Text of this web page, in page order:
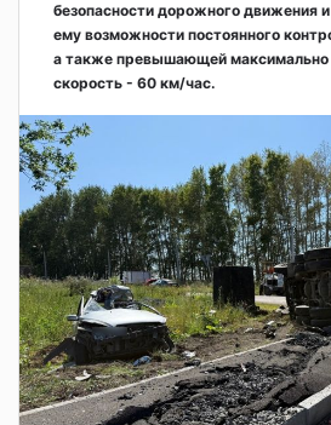
безопасности дорожного движения
ему возможности постоянного
а также превышающей
скорость - 60 км/час.